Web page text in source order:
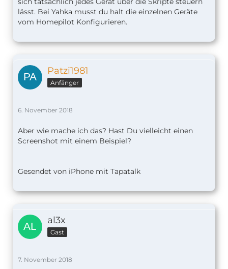
lässt. Bei Yahka musst du halt die einzelnen Geräte
vom Homepilot Konfigurieren.
Patzi1981
Anfänger
6. November 2018
Aber wie mache ich das? Hast Du vielleicht einen
Screenshot mit einem Beispiel?
Gesendet von iPhone mit Tapatalk
al3x
Gast
7. November 2018